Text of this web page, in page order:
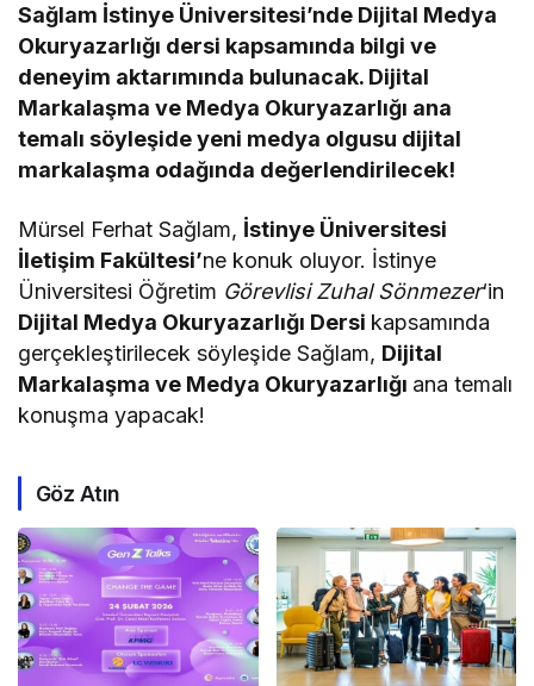
Sağlam İstinye Üniversitesi’nde Dijital Medya
Okuryazarlığı dersi kapsamında bilgi ve
deneyim aktarımında bulunacak. Dijital
Markalaşma ve Medya Okuryazarlığı ana
temalı söyleşide yeni medya olgusu dijital
markalaşma odağında değerlendirilecek!
Mürsel Ferhat Sağlam, İstinye Üniversitesi
İletişim Fakültesi’ne konuk oluyor. İstinye
Üniversitesi Öğretim Görevlisi Zuhal Sönmezer‘in
Dijital Medya Okuryazarlığı Dersi kapsamında
gerçekleştirilecek söyleşide Sağlam, Dijital
Markalaşma ve Medya Okuryazarlığı ana temalı
konuşma yapacak!
Göz Atın